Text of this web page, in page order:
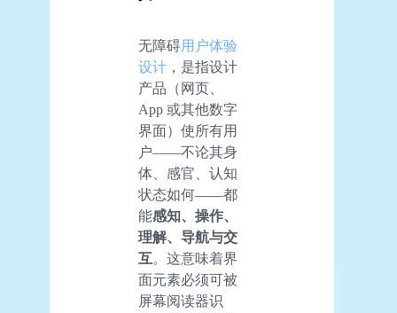
无障碍用户体验
设计 ，是指设计
产品（网页、
App 或其他数字
界面）使所有用
户——不论其身
体、感官、认知
状态如何——都
能感知、操作、
理解、导航与交
互。这意味着界
面元素必须可被
屏幕阅读器识